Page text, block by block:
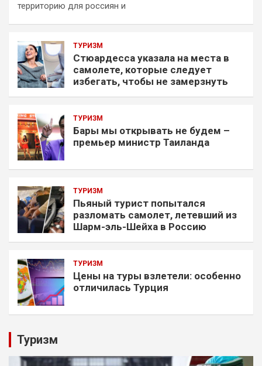
территорию для россиян и
ТУРИЗМ
Стюардесса указала на места в
самолете, которые следует
избегать, чтобы не замерзнуть
ТУРИЗМ
Бары мы открывать не будем –
премьер министр Таиланда
ТУРИЗМ
Пьяный турист попытался
разломать самолет, летевший из
Шарм-эль-Шейха в Россию
ТУРИЗМ
Цены на туры взлетели: особенно
отличилась Турция
Туризм